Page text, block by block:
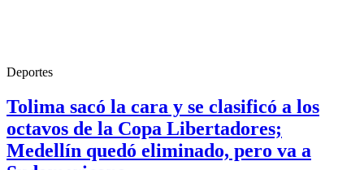
Deportes
Tolima sacó la cara y se clasificó a los
octavos de la Copa Libertadores;
Medellín quedó eliminado, pero va a